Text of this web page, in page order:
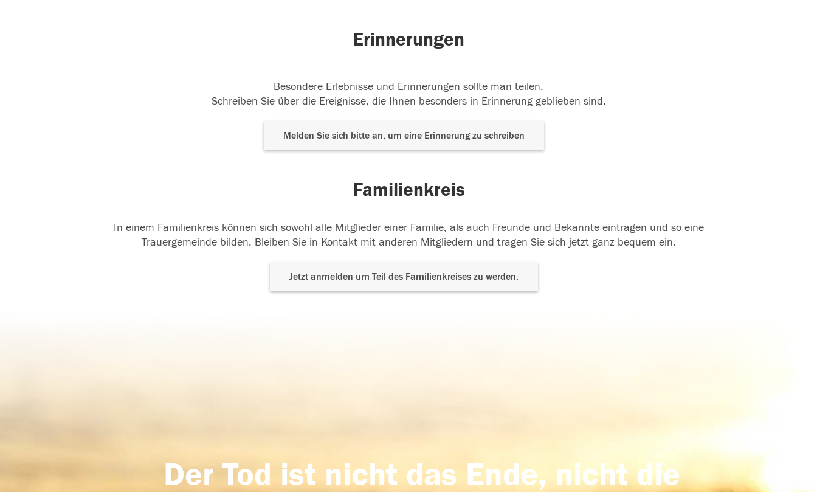
Erinnerungen
Besondere Erlebnisse und Erinnerungen sollte man teilen.
Schreiben Sie über die Ereignisse, die Ihnen besonders in Erinnerung geblieben sind.
Melden Sie sich bitte an, um eine Erinnerung zu schreiben
Familienkreis
In einem Familienkreis können sich sowohl alle Mitglieder einer Familie, als auch Freunde und Bekannte eintragen und so eine
Trauergemeinde bilden. Bleiben Sie in Kontakt mit anderen Mitgliedern und tragen Sie sich jetzt ganz bequem ein.
Jetzt anmelden um Teil des Familienkreises zu werden.
Der Tod ist nicht das Ende, nicht die